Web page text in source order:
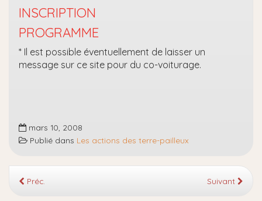
INSCRIPTION
PROGRAMME
* Il est possible éventuellement de laisser un
message sur ce site pour du co-voiturage.
mars 10, 2008
Publié dans Les actions des terre-pailleux
Préc. Suivant